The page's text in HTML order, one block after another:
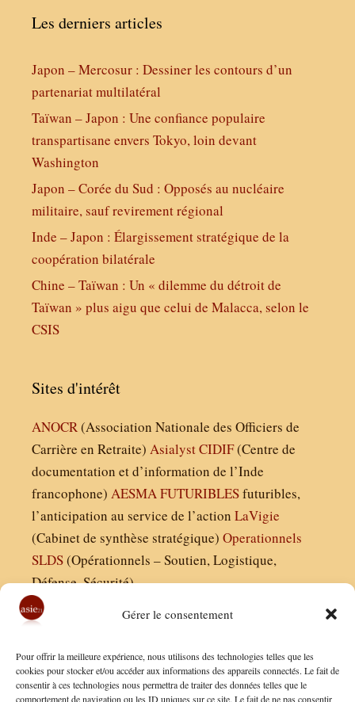
Gérer le consentement
Pour offrir la meilleure expérience, nous utilisons des technologies telles que les
cookies pour stocker et/ou accéder aux informations des appareils connectés. Le fait de
consentir à ces technologies nous permettra de traiter des données telles que le
comportement de navigation ou les ID uniques sur ce site. Le fait de ne pas consentir
Les derniers articles
Japon – Mercosur : Dessiner les contours d’un
partenariat multilatéral
Taïwan – Japon : Une confiance populaire
transpartisane envers Tokyo, loin devant
Washington
Japon – Corée du Sud : Opposés au nucléaire
militaire, sauf revirement régional
Inde – Japon : Élargissement stratégique de la
coopération bilatérale
Chine – Taïwan : Un « dilemme du détroit de
Taïwan » plus aigu que celui de Malacca, selon le
CSIS
Sites d'intérêt
ANOCR(Association Nationale des Officiers de
Carrière en Retraite) AsialystCIDIF(Centre de
documentation et d’information de l’Inde
francophone) AESMAFUTURIBLESfuturibles,
l’anticipation au service de l’action LaVigie
(Cabinet de synthèse stratégique) Operationnels
SLDS(Opérationnels – Soutien, Logistique,
Défense, Sécurité)
Finaldées EURL
Siège social : 13 avenue Boudon, 75016, Paris